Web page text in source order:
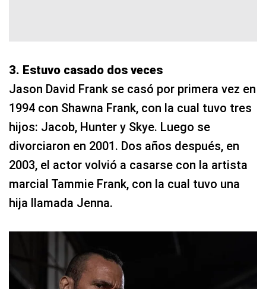
3. Estuvo casado dos veces
Jason David Frank se casó por primera vez en
1994 con Shawna Frank, con la cual tuvo tres
hijos: Jacob, Hunter y Skye. Luego se
divorciaron en 2001. Dos años después, en
2003, el actor volvió a casarse con la artista
marcial Tammie Frank, con la cual tuvo una
hija llamada Jenna.